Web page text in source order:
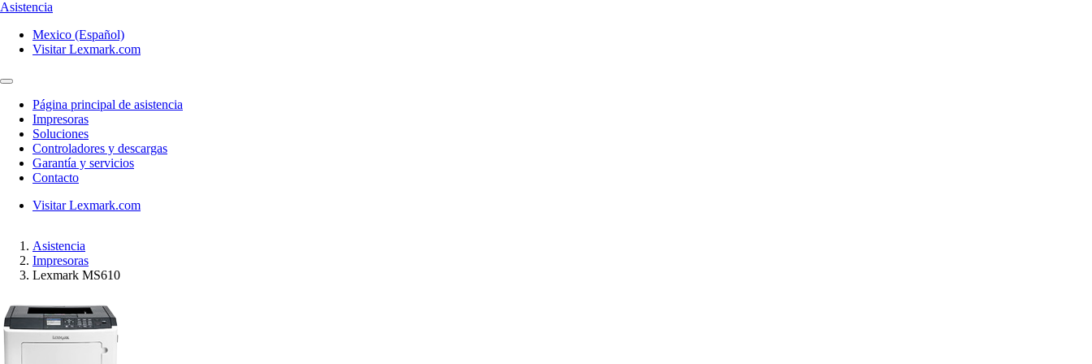
Asistencia
Mexico (Español)
Visitar Lexmark.com
Página principal de asistencia
Impresoras
Soluciones
Controladores y descargas
Garantía y servicios
Contacto
Visitar Lexmark.com
Asistencia
Impresoras
Lexmark MS610